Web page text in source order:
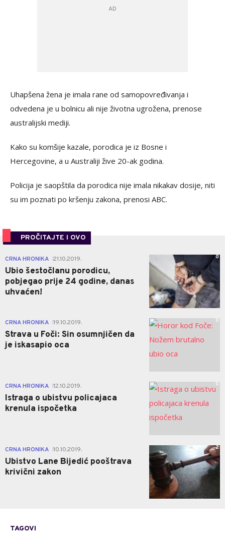
Uhapšena žena je imala rane od samopovređivanja i
odvedena je u bolnicu ali nije životna ugrožena, prenose
australijski mediji.
Kako su komšije kazale, porodica je iz Bosne i
Hercegovine, a u Australiji žive 20-ak godina.
Policija je saopštila da porodica nije imala nikakav dosije, niti
su im poznati po kršenju zakona, prenosi ABC.
PROČITAJTE I OVO
CRNA HRONIKA 21.10.2019.
Ubio šestočlanu porodicu,
pobjegao prije 24 godine, danas
uhvaćen!
0
CRNA HRONIKA 19.10.2019.
Strava u Foči: Sin osumnjičen da
je iskasapio oca
0
CRNA HRONIKA 12.10.2019.
Istraga o ubistvu policajaca
krenula ispočetka
0
CRNA HRONIKA 10.10.2019.
Ubistvo Lane Bijedić pooštrava
krivični zakon
2
TAGOVI